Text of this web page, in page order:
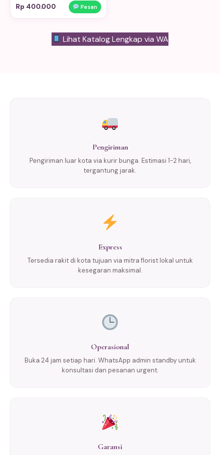
Rp 400.000 Pesan
Lihat Katalog Lengkap via WA
Pengiriman
Pengiriman luar kota via kurir bunga. Estimasi 1-2 hari,
tergantung jarak.
Express
Tersedia rakit di kota tujuan via mitra florist lokal untuk
kesegaran maksimal.
Operasional
Buka 24 jam setiap hari. WhatsApp admin standby untuk
konsultasi dan pesanan urgent.
Garansi